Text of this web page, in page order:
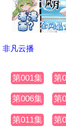
非凡云播
第001集 第
第006集 第
第011集 第